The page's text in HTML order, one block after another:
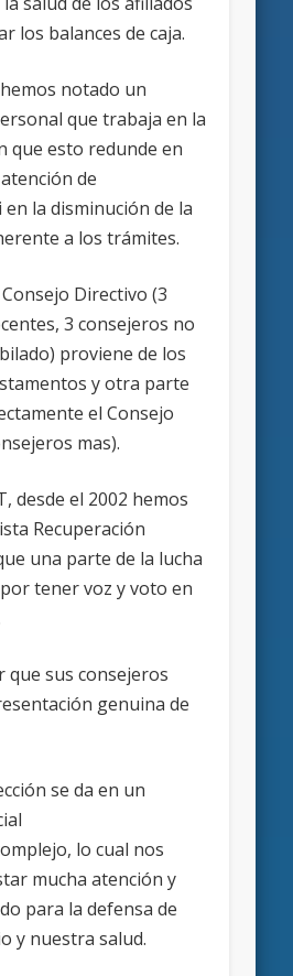
los balances de caja.
notado un
que trabaja en la
que esto redunde en
de
la disminución de la
a los trámites.
Directivo (3
3 consejeros no
proviene de los
y otra parte
el Consejo
mas).
desde el 2002 hemos
Recuperación
una parte de la lucha
tener voz y voto en
que sus consejeros
genuina de
se da en un
lo cual nos
mucha atención y
para la defensa de
y nuestra salud.